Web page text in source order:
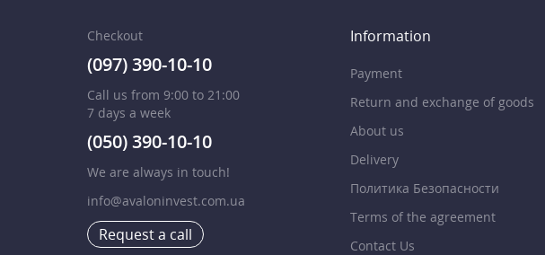
Checkout
(097) 390-10-10
Call us from 9:00 to 21:00
7 days a week
(050) 390-10-10
We are always in touch!
info@avaloninvest.com.ua
Request a call
Information
Payment
Return and exchange of goods
About us
Delivery
Политика Безопасности
Terms of the agreement
Contact Us